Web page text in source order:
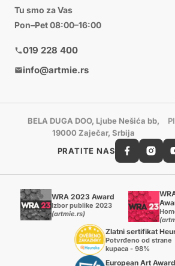
Tu smo za Vas
Pon–Pet 08:00–16:00
019 228 400
info@artmie.rs
BELA DUGA DOO, Ljube Nešića bb,
19000 Zaječar, Srbija
PRATITE NAS
WRA 2023 Award
Izbor publike 2023
(artmie.rs)
Zlatni sertifikat
Potvrđeno od strane
kupaca - 98%
European Art